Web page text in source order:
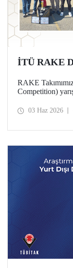
İTÜ RAKE
RAKE
Competition)
03 Haz 2026